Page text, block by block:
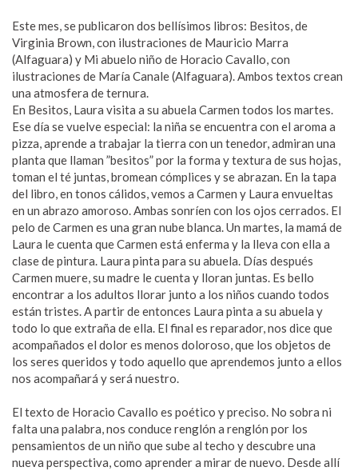
Este mes, se publicaron dos bellísimos libros: Besitos, de
Virginia Brown, con ilustraciones de Mauricio Marra
(Alfaguara) y Mi abuelo niño de Horacio Cavallo, con
ilustraciones de María Canale (Alfaguara). Ambos textos crean
una atmosfera de ternura.
En Besitos, Laura visita a su abuela Carmen todos los martes.
Ese día se vuelve especial: la niña se encuentra con el aroma a
pizza, aprende a trabajar la tierra con un tenedor, admiran una
planta que llaman ”besitos” por la forma y textura de sus hojas,
toman el té juntas, bromean cómplices y se abrazan. En la tapa
del libro, en tonos cálidos, vemos a Carmen y Laura envueltas
en un abrazo amoroso. Ambas sonríen con los ojos cerrados. El
pelo de Carmen es una gran nube blanca. Un martes, la mamá de
Laura le cuenta que Carmen está enferma y la lleva con ella a
clase de pintura. Laura pinta para su abuela. Días después
Carmen muere, su madre le cuenta y lloran juntas. Es bello
encontrar a los adultos llorar junto a los niños cuando todos
están tristes. A partir de entonces Laura pinta a su abuela y
todo lo que extraña de ella. El final es reparador, nos dice que
acompañados el dolor es menos doloroso, que los objetos de
los seres queridos y todo aquello que aprendemos junto a ellos
nos acompañará y será nuestro.
El texto de Horacio Cavallo es poético y preciso. No sobra ni
falta una palabra, nos conduce renglón a renglón por los
pensamientos de un niño que sube al techo y descubre una
nueva perspectiva, como aprender a mirar de nuevo. Desde allí